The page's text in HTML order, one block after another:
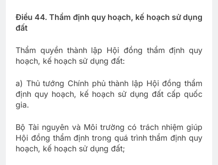
Điều 44. Thẩm định quy hoạch, kế hoạch sử dụng
đất
Thẩm quyền thành lập Hội đồng thẩm định quy
hoạch, kế hoạch sử dụng đất:
a) Thủ tướng Chính phủ thành lập Hội đồng thẩm
định quy hoạch, kế hoạch sử dụng đất cấp quốc
gia.
Bộ Tài nguyên và Môi trường có trách nhiệm giúp
Hội đồng thẩm định trong quá trình thẩm định quy
hoạch, kế hoạch sử dụng đất;